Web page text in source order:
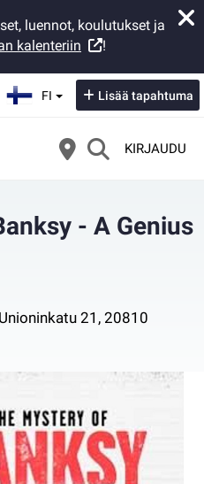
luennot, koulutukset ja
kalenteriin !
FI Lisää tapahtuma
KIRJAUDU
- A Genius
21, 20810